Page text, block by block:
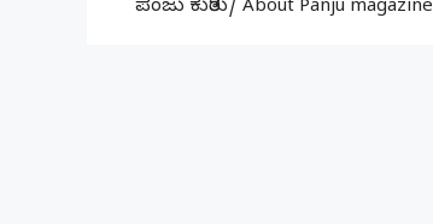
ಪಂಜು ಕುರಿತು/ About Panju magazine